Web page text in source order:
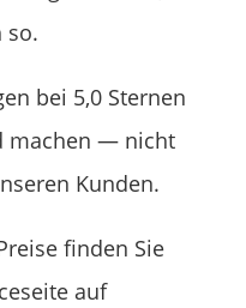
so.
bei 5,0 Sternen
machen — nicht
Kunden.
finden Sie
auf